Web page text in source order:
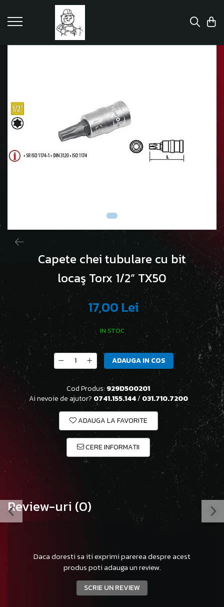
Capete chei tubulare cu bit
locaş Torx 1/2” TX50
17,00 Lei
IN STOC
ADAUGA IN COS
Cod Produs:929D500201
Ai nevoie de ajutor? 0741.155.144/ 031.710.7200
ADAUGA LA FAVORITE
CERE INFORMATII
Review-uri (0)
Daca doresti sa iti exprimi parerea despre acest
produs poti adauga un review.
SCRIE UN REVIEW